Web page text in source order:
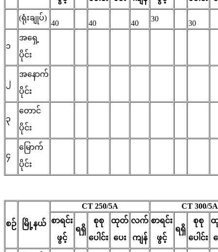
(ရုံးချုပ်)
40 40 40
30
30
၁
အရှေ့
ပိုင်း
၂
အနောက်
ပိုင်း
၃
တောင်
ပိုင်း
၄
မြောက်
ပိုင်း
စဉ် မြို့နယ်
CT 250/5A
CT 300/5A
စာရင်း
ဖွင့်
ရရှိ
စုစု
ပေါင်း
ထုတ်
ပေး
လက်
ကျန်
စာရင်း
ဖွင့်
ရရှိ
စုစု
ပေါင်း